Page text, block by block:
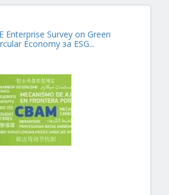
Enterprise Survey on Green
Economy за ESG...